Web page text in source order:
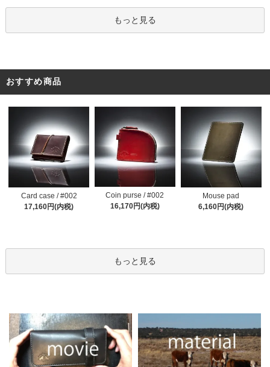
もっと見る
おすすめ商品
Card case / #002
17,160円(内税)
Coin purse / #002
16,170円(内税)
Mouse pad
6,160円(内税)
もっと見る